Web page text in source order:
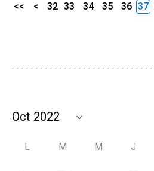
<< < 32 33 34 35 36 37
L M M J